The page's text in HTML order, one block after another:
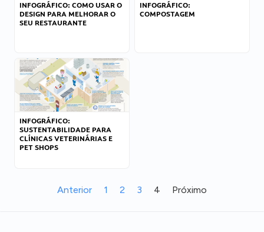
INFOGRÁFICO: COMO USAR O
DESIGN PARA MELHORAR O
SEU RESTAURANTE
INFOGRÁFICO:
COMPOSTAGEM
INFOGRÁFICO:
SUSTENTABILIDADE PARA
CLÍNICAS VETERINÁRIAS E
PET SHOPS
Anterior 1 2 3 4 Próximo